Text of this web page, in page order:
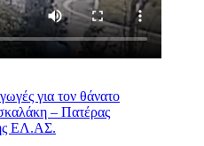
για τον θάνατο
– Πατέρας
ΕΛ.ΑΣ.